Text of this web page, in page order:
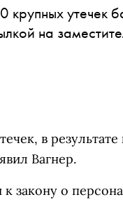
утечек
на
в
Вагнер.
закону о